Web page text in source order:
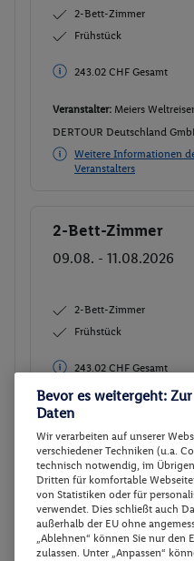
2-Bett-Zimmer
Frühstück
243.02 CHF Gesamt
Veranstalter: Meiers
DERTOUR Deutschland
Weitere Informationen
Veranstalters
Buchen
2-Bett-Zimmer
09.08. - 11.08.2026
2-Bett-Zimmer
Frühstück
243.02 CHF Gesamt
Veranstalter:
DERTOUR
Weitere Informationen
Veranstalters
Buchen
2-Bett-Zimmer
10.08. - 12.08.2026
Bevor es weitergeht:
Daten
Wir verarbeiten auf unserer
verschiedener Techniken (u.a.
technisch notwendig, im
Dritten für komfortable
von Statistiken oder für
verwendet. Dies schließt auch
außerhalb der EU ohne
„Ablehnen“ können Sie nur den
zulassen. Unter „Anpassen“